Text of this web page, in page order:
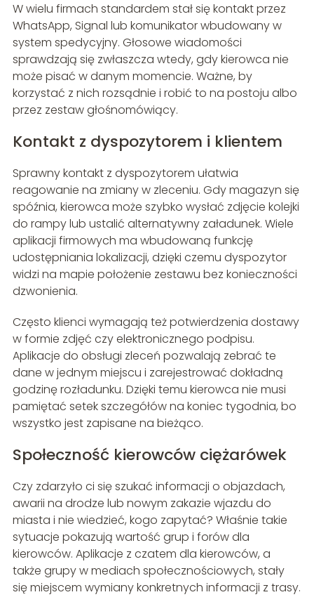
W wielu firmach standardem stał się kontakt przez
WhatsApp, Signal lub komunikator wbudowany w
system spedycyjny. Głosowe wiadomości
sprawdzają się zwłaszcza wtedy, gdy kierowca nie
może pisać w danym momencie. Ważne, by
korzystać z nich rozsądnie i robić to na postoju albo
przez zestaw głośnomówiący.
Kontakt z dyspozytorem i klientem
Sprawny kontakt z dyspozytorem ułatwia
reagowanie na zmiany w zleceniu. Gdy magazyn się
spóźnia, kierowca może szybko wysłać zdjęcie kolejki
do rampy lub ustalić alternatywny załadunek. Wiele
aplikacji firmowych ma wbudowaną funkcję
udostępniania lokalizacji, dzięki czemu dyspozytor
widzi na mapie położenie zestawu bez konieczności
dzwonienia.
Często klienci wymagają też potwierdzenia dostawy
w formie zdjęć czy elektronicznego podpisu.
Aplikacje do obsługi zleceń pozwalają zebrać te
dane w jednym miejscu i zarejestrować dokładną
godzinę rozładunku. Dzięki temu kierowca nie musi
pamiętać setek szczegółów na koniec tygodnia, bo
wszystko jest zapisane na bieżąco.
Społeczność kierowców ciężarówek
Czy zdarzyło ci się szukać informacji o objazdach,
awarii na drodze lub nowym zakazie wjazdu do
miasta i nie wiedzieć, kogo zapytać? Właśnie takie
sytuacje pokazują wartość grup i forów dla
kierowców. Aplikacje z czatem dla kierowców, a
także grupy w mediach społecznościowych, stały
się miejscem wymiany konkretnych informacji z trasy.